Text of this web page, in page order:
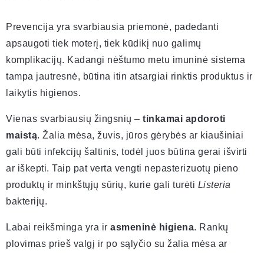
Prevencija yra svarbiausia priemonė, padedanti
apsaugoti tiek moterį, tiek kūdikį nuo galimų
komplikacijų. Kadangi nėštumo metu imuninė sistema
tampa jautresnė, būtina itin atsargiai rinktis produktus ir
laikytis higienos.
Vienas svarbiausių žingsnių – tinkamai apdoroti
maistą. Žalia mėsa, žuvis, jūros gėrybės ar kiaušiniai
gali būti infekcijų šaltinis, todėl juos būtina gerai išvirti
ar iškepti. Taip pat verta vengti nepasterizuotų pieno
produktų ir minkštųjų sūrių, kurie gali turėti Listeria
bakterijų.
Labai reikšminga yra ir asmeninė higiena. Rankų
plovimas prieš valgį ir po sąlyčio su žalia mėsa ar